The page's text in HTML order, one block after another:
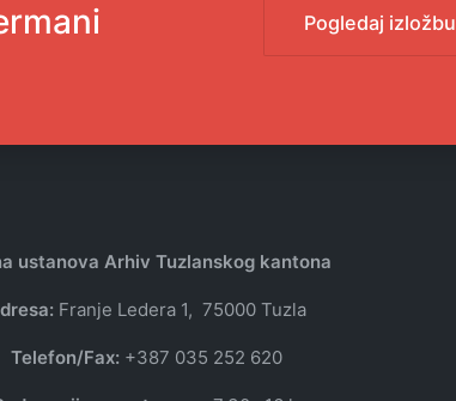
Pogledaj izložbu
ustanova Arhiv Tuzlanskog kantona
Franje Ledera 1, 75000 Tuzla
Telefon/Fax: +387 035 252 620